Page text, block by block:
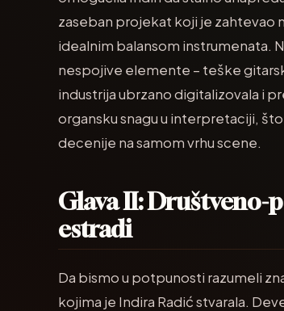
zaseban projekat koji je zahtevao
idealnim balansom instrumenata.
nespojive elemente – teške
industrija ubrzano digitalizovala i
organsku snagu u interpretaciji,
decenije na samom vrhu scene.
Glava II: Društveno-
estradi
Da bismo u potpunosti razumeli
kojima je Indira Radić stvarala.